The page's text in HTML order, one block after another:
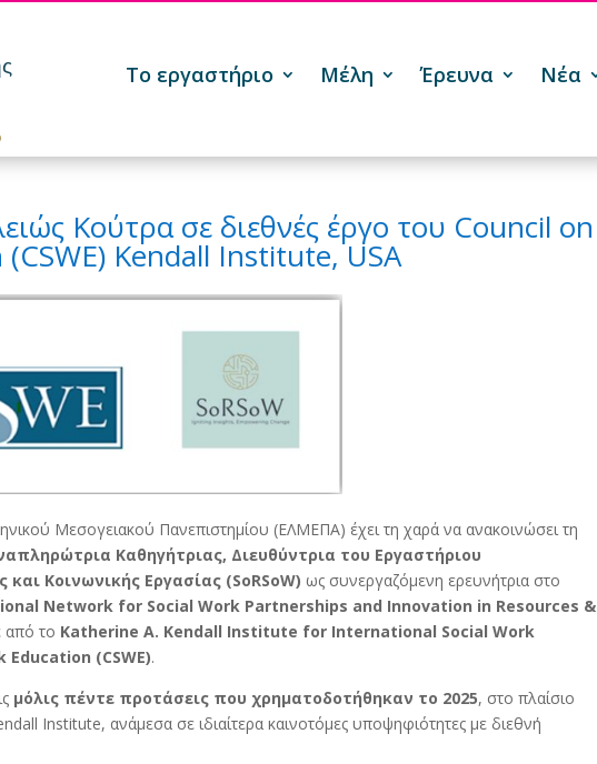
Το εργαστήριο Μέλη Έρευνα Νέα
Κούτρα σε διεθνές έργο του Council on
Kendall Institute, USA
Μεσογειακού Πανεπιστημίου (ΕΛΜΕΠΑ) έχει τη χαρά να ανακοινώσει τη
Καθηγήτριας, Διευθύντρια του Εργαστήριου
Κοινωνικής Εργασίας (SoRSoW) ως συνεργαζόμενη ερευνήτρια στο
Network for Social Work Partnerships and Innovation in Resources &
από το Katherine A. Kendall Institute for International Social Work
Education (CSWE).
μόλις πέντε προτάσεις που χρηματοδοτήθηκαν το 2025, στο πλαίσιο
Institute, ανάμεσα σε ιδιαίτερα καινοτόμες υποψηφιότητες με διεθνή